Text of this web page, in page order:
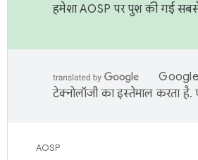
हमेशा AOSP पर पुश की गई
टेक्नोलॉजी का इस्तेमाल करता
AOSP